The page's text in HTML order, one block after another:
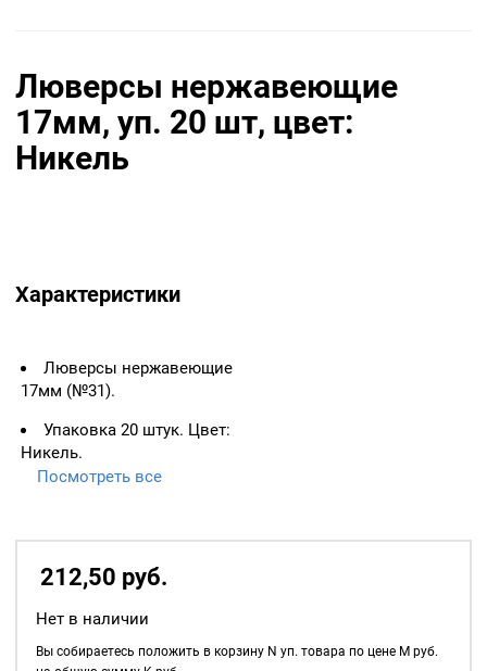
Люверсы нержавеющие
17мм, уп. 20 шт, цвет:
Никель
Характеристики
Люверсы нержавеющие
17мм (№31).
Упаковка 20 штук. Цвет:
Никель.
ВАЖНО:
ПО ВНУТРЕННЕМУ
люверсов— укрепление
краёв отверстий, в которые
Посмотреть все
212,50 руб.
Нет в наличии
Вы собираетесь положить в корзину N уп. товара по цене M руб.